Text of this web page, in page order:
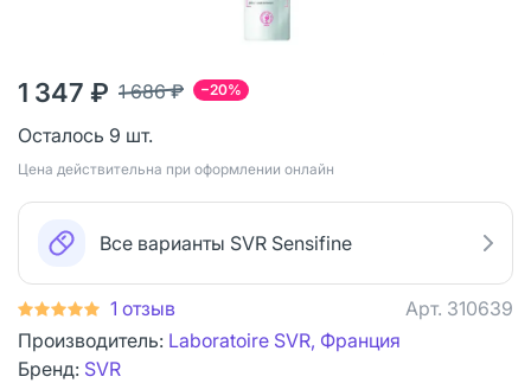
−20%
1 686 ₽
1 347 ₽
Осталось 9 шт.
Цена действительна при оформлении онлайн
Все варианты SVR Sensifine
1 отзыв Арт. 310639
Производитель: Laboratoire SVR, Франция
Бренд: SVR